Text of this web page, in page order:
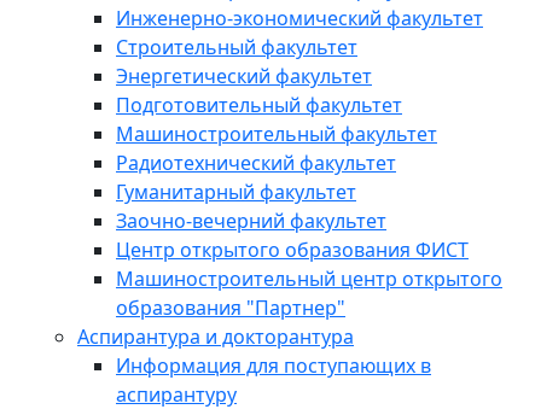
Инженерно-экономический факультет
Строительный факультет
Энергетический факультет
Подготовительный факультет
Машиностроительный факультет
Радиотехнический факультет
Гуманитарный факультет
Заочно-вечерний факультет
Центр открытого образования ФИСТ
Машиностроительный центр открытого
образования "Партнер"
Аспирантура и докторантура
Информация для поступающих в
аспирантуру